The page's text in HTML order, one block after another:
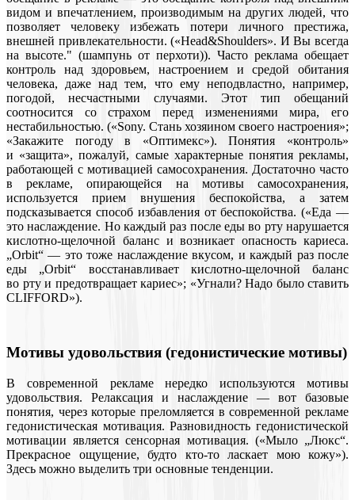
видом и впечатлением, производимым на других людей, что
позволяет человеку избежать потери личного престижа,
внешней привлекательности. («Head&Shoulders». И Вы всегда
на высоте." (шампунь от перхоти)). Часто реклама обещает
контроль над здоровьем, настроением и средой обитания
человека, даже над тем, что ему неподвластно, например,
погодой, несчастными случаями. Этот тип обещаний
соотносится со страхом перед изменениями мира, его
нестабильностью. («Sony. Стань хозяином своего настроения»;
«Закажите погоду в «Оптимекс»). Понятия «контроль»
и «защита», пожалуй, самые характерные понятия рекламы,
работающей с мотивацией самосохранения. Достаточно часто
в рекламе, опирающейся на мотивы самосохранения,
используется прием внушения беспокойства, а затем
подсказывается способ избавления от беспокойства. («Еда —
это наслаждение. Но каждый раз после еды во рту нарушается
кислотно-щелочной баланс и возникает опасность кариеса.
„Orbit“ — это тоже наслаждение вкусом, и каждый раз после
еды „Orbit“ восстанавливает кислотно-щелочной баланс
во рту и предотвращает кариес»; «Угнали? Надо было ставить
CLIFFORD»).
Мотивы удовольствия (гедонистические мотивы)
В современной рекламе нередко используются мотивы
удовольствия. Релаксация и наслаждение — вот базовые
понятия, через которые преломляется в современной рекламе
гедонистическая мотивация. Разновидность гедонистической
мотивации является сенсорная мотивация. («Мыло „Люкс“.
Прекрасное ощущение, будто кто-то ласкает мою кожу»).
Здесь можно выделить три основные тенденции.